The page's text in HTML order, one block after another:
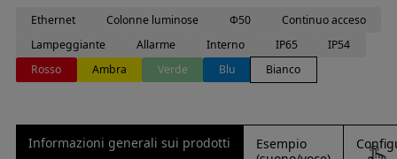
Ethernet Colonne luminose Φ50
Continuo acceso
Lampeggiante
Allarme Interno IP65
IP54
Rosso
Ambra Verde Blu Bianco
Informazioni generali sui prodotti
Esempio